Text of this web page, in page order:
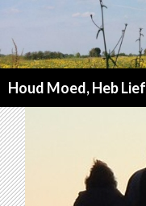
Houd Moed, Heb Lief
NAAR
INHOUD